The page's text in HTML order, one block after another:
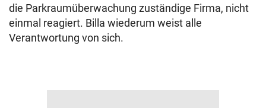
die Parkraumüberwachung zuständige Firma, nicht
einmal reagiert. Billa wiederum weist alle
Verantwortung von sich.